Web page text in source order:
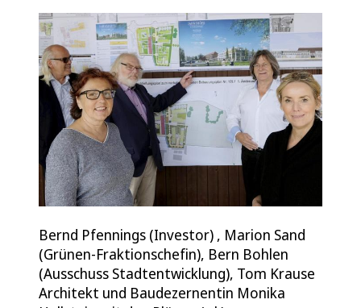
Bernd Pfennings (Investor) , Marion Sand
(Grünen-Fraktionschefin), Bern Bohlen
(Ausschuss Stadtentwicklung), Tom Krause
Architekt und Baudezernentin Monika